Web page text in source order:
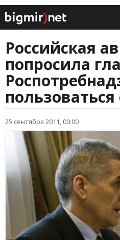
Российская
попросила
25 сентября 2011, 00:00